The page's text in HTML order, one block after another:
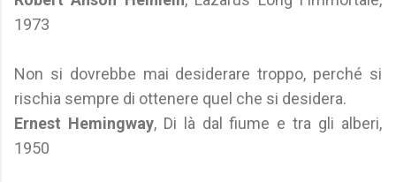
1973
Non si dovrebbe mai desiderare troppo, perché si
rischia sempre di ottenere quel che si desidera.
Ernest Hemingway, Di là dal fiume e tra gli alberi,
1950